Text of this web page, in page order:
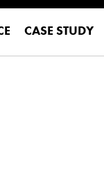
CASE STUDY